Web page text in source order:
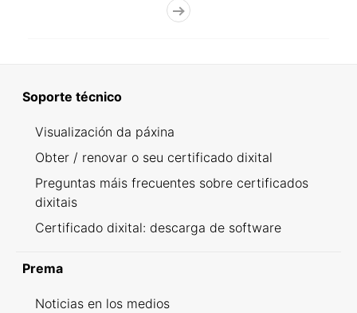
Soporte técnico
Visualización da páxina
Obter / renovar o seu certificado dixital
Preguntas máis frecuentes sobre certificados
dixitais
Certificado dixital: descarga de software
Prema
Noticias en los medios